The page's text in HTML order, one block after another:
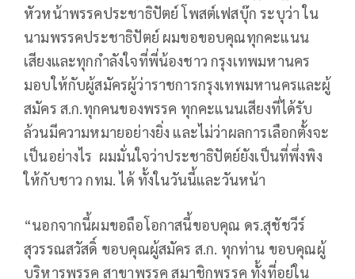
หัวหน้าพรรคประชาธิปัตย์ โพสต์เฟสบุ๊ก ระบุว่า ใน
นามพรรคประชาธิปัตย์ ผมขอขอบคุณทุกคะแนน
เสียงและทุกกำลังใจที่พี่น้องชาว กรุงเทพมหานคร
มอบให้กับผู้สมัครผู้ว่าราชการกรุงเทพมหานครและผู้
สมัคร ส.ก.ทุกคนของพรรค ทุกคะแนนเสียงที่ได้รับ
ล้วนมีความหมายอย่างยิ่ง และไม่ว่าผลการเลือกตั้งจะ
เป็นอย่างไร ผมมั่นใจว่าประชาธิปัตย์ยังเป็นที่พึ่งพิง
ให้กับชาว กทม. ได้ ทั้งในวันนี้และวันหน้า
“นอกจากนี้ผมขอถือโอกาสนี้ขอบคุณ ดร.สุชัชวีร์
สุวรรณสวัสดิ์ ขอบคุณผู้สมัคร ส.ก. ทุกท่าน ขอบคุณผู้
บริหารพรรค สาขาพรรค สมาชิกพรรค ทั้งที่อยู่ใน